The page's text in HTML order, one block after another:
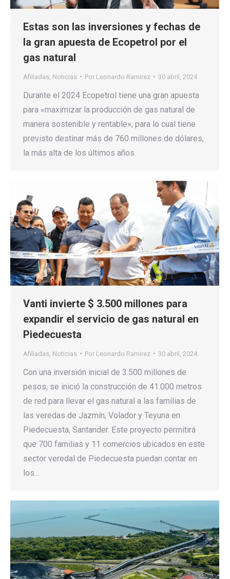
Estas son las inversiones y fechas de
la gran apuesta de Ecopetrol por el
gas natural
Afiliadas Noticias Por Leonardo Ramirez 30 abril, 2024
Durante el 2024 Ecopetrol tiene una gran apuesta
para «maximizar la producción de gas natural de
manera sostenible y rentable», para lo cual tiene
previsto destinar más de 760 millones de dólares,
la más alta de los últimos años.
Vanti invierte $ 3.500 millones para
expandir el servicio de gas natural en
Piedecuesta
Afiliadas Noticias Por Leonardo Ramirez 30 abril, 2024
Con una inversión inicial de 3.500 millones de
pesos, se inició la construcción de 41.000 metros
de red para llevar el gas natural a las familias de
las veredas de Jazmín, Volador y Teyuna en
Piedecuesta, Santander. Este proyecto permitirá
que 700 familias y 11 comercios ubicados en este
sector veredal de Piedecuesta puedan contar en
los…